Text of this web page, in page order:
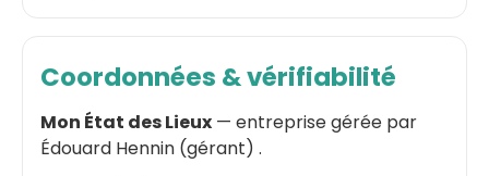
Coordonnées & vérifiabilité
Mon État des Lieux — entreprise gérée par
Édouard Hennin (gérant) .